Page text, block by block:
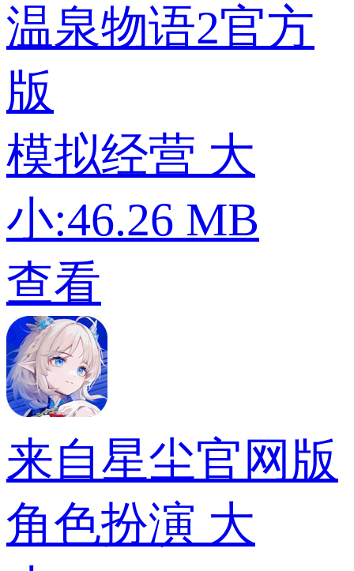
温泉物语2官方
版
模拟经营 大
小:46.26 MB
查看
来自星尘官网版
角色扮演 大